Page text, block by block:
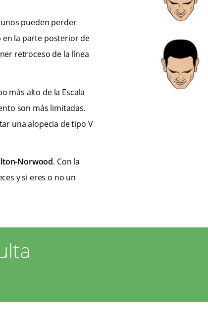
pueden perder
en la parte posterior de
retroceso de la línea
más alto de la Escala
son más limitadas.
una alopecia de tipo V
Norwood. Con la
y si eres o no un